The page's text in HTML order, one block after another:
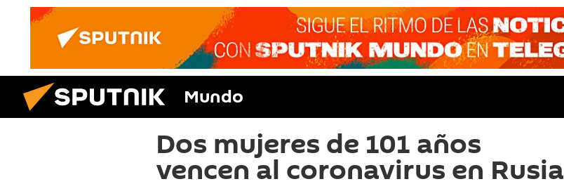
Mundo
Dos mujeres de 101 años
vencen al coronavirus en Rusia